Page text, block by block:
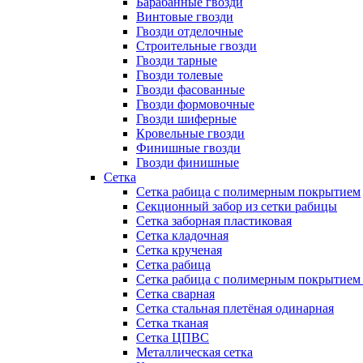
Винтовые гвозди
Гвозди отделочные
Строительные гвозди
Гвозди тарные
Гвозди толевые
Гвозди фасованные
Гвозди формовочные
Гвозди шиферные
Кровельные гвозди
Финишные гвозди
Гвозди финишные
Сетка
Сетка рабица с полимерным покрытием
Секционный забор из сетки рабицы
Сетка заборная пластиковая
Сетка кладочная
Сетка крученая
Сетка рабица
Сетка рабица с полимерным покрытием
Сетка сварная
Сетка стальная плетёная одинарная
Сетка тканая
Сетка ЦПВС
Металлическая сетка